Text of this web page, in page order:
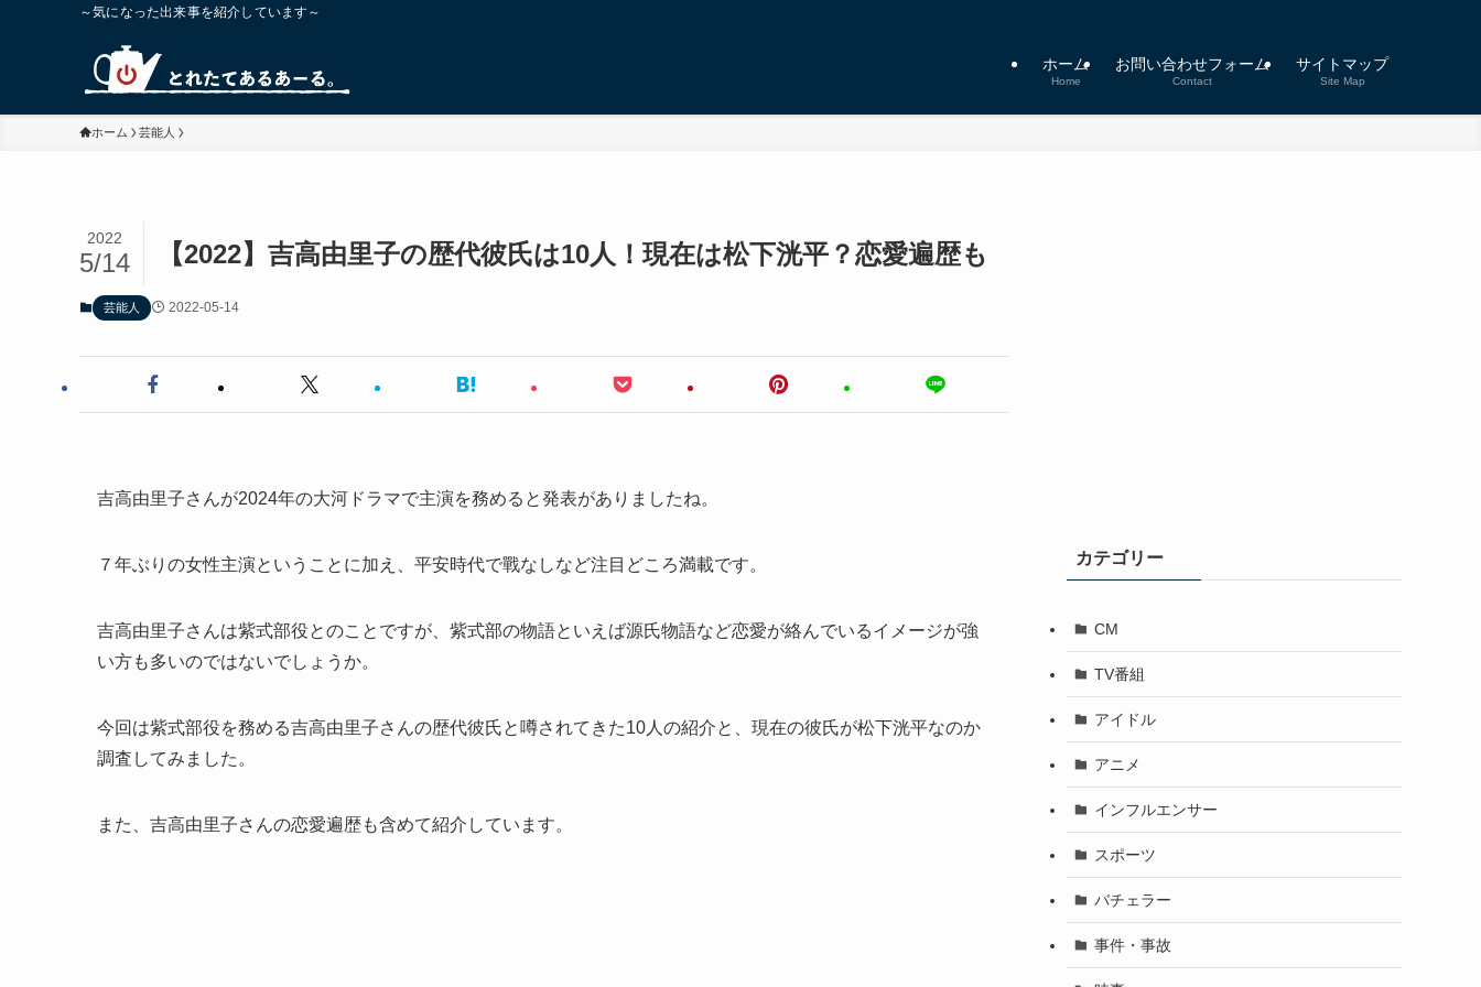
～気になった出来事を紹介しています～
ホーム
Home
お問い合わせフォーム
Contact
サイトマップ
Site Map
ホーム 芸能人
【2022】吉高由里子の歴代彼氏は10人！現在は松下洸平？恋愛遍歴も
2022
5/14
芸能人 2022-05-14
吉高由里子さんが2024年の大河ドラマで主演を務めると発表がありましたね。
７年ぶりの女性主演ということに加え、平安時代で戰なしなど注目どころ満載です。
吉高由里子さんは紫式部役とのことですが、紫式部の物語といえば源氏物語など恋愛が絡んでいるイメージが強
い方も多いのではないでしょうか。
今回は紫式部役を務める吉高由里子さんの歴代彼氏と噂されてきた10人の紹介と、現在の彼氏が松下洸平なのか
調査してみました。
また、吉高由里子さんの恋愛遍歴も含めて紹介しています。
カテゴリー
CM
TV番組
アイドル
アニメ
インフルエンサー
スポーツ
バチェラー
事件・事故